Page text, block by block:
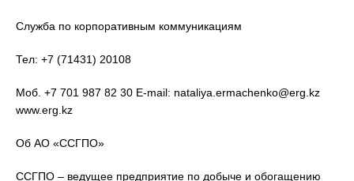
Служба по корпоративным коммуникациям
Тел: +7 (71431) 20108
Моб. +7 701 987 82 30 E-mail: nataliya.ermachenko@erg.kz
www.erg.kz
Об АО «ССГПО»
ССГПО – ведущее предприятие по добыче и обогащению